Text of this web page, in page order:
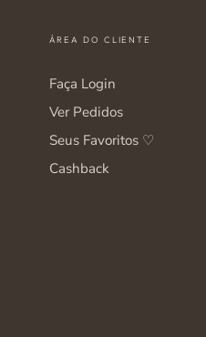
ÁREA DO CLIENTE
Faça Login
Ver Pedidos
Seus Favoritos ♡
Cashback